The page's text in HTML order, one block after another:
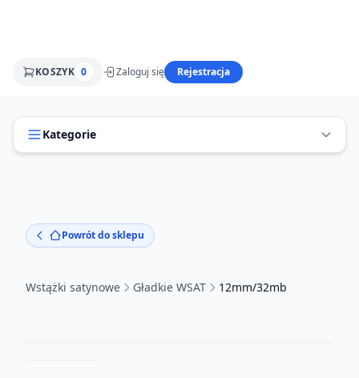
KOSZYK 0 Zaloguj się Rejestracja
Kategorie
Powrót do sklepu
Wstążki satynowe Gładkie WSAT 12mm/32mb